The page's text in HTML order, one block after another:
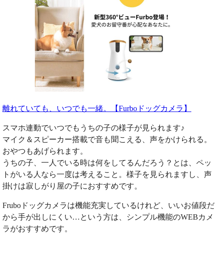
離れていても、いつでも一緒。【Furboドッグカメラ】
スマホ連動でいつでもうちの子の様子が見られます♪
マイク＆スピーカー搭載で音も聞こえる、声をかけられる。
おやつもあげられます。
うちの子、一人でいる時は何をしてるんだろう？とは、ペッ
トがいる人なら一度は考えること。様子を見られますし、声
掛けは寂しがり屋の子におすすめです。
Fruboドッグカメラは機能充実しているけれど、いいお値段だ
から手が出しにくい…という方は、シンプル機能のWEBカメ
ラがおすすめです。